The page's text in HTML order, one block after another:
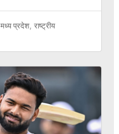
मध्य प्रदेश, राष्ट्रीय